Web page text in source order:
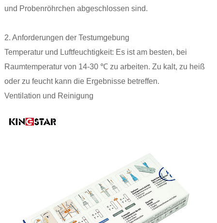
und Probenröhrchen abgeschlossen sind.
2. Anforderungen der Testumgebung
Temperatur und Luftfeuchtigkeit: Es ist am besten, bei
Raumtemperatur von 14-30 ℃ zu arbeiten. Zu kalt, zu heiß
oder zu feucht kann die Ergebnisse betreffen.
‌Ventilation und Reinigung